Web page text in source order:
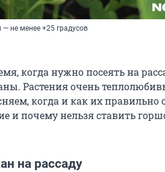
не менее +25 градусов
когда нужно посеять на
Растения очень
когда и как их правильно
и почему нельзя ставить
на рассаду